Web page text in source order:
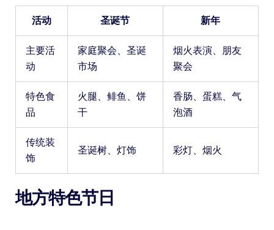
活动 圣诞节 新年
主要活
动
家庭聚会、圣诞
市场
烟火表演、朋友
聚会
特色食
品
火腿、鲱鱼、饼
干
香肠、蛋糕、气
泡酒
传统装
饰
圣诞树、灯饰 彩灯、烟火
地方特色节日